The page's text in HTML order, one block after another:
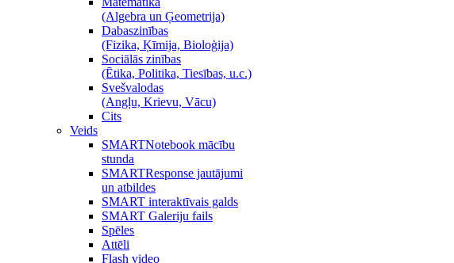
(Algebra un Ģeometrija)
Dabaszinības
(Fizika, Ķīmija, Bioloģija)
Sociālās zinības
(Ētika, Politika, Tiesības, u.c.)
Svešvalodas
(Angļu, Krievu, Vācu)
Cits
Veids
SMARTNotebook mācību
stunda
SMARTResponse jautājumi
un atbildes
SMART interaktīvais galds
SMART Galeriju fails
Spēles
Attēli
Flash video